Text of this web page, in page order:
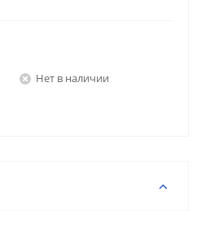
Нет в наличии